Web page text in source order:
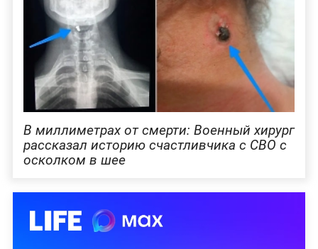
В миллиметрах от смерти: Военный хирург
рассказал историю счастливчика с СВО с
осколком в шее